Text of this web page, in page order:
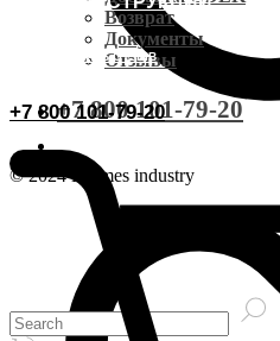
ОСТАВИТЬ ОТЗЫВ
+7 800 101-79-20
Доставка CDEK
Документы
Возврат
Возврат
Документы
Отзывы
+7 800 101-79-20
© 2024 Hermes industry